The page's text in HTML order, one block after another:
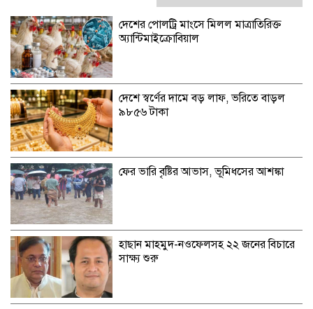
দেশের পোলট্রি মাংসে মিলল মাত্রাতিরিক্ত
অ্যান্টিমাইক্রোবিয়াল
দেশে স্বর্ণের দামে বড় লাফ, ভরিতে বাড়ল
৯৮৫৬ টাকা
ফের ভারি বৃষ্টির আভাস, ভূমিধসের আশঙ্কা
হাছান মাহমুদ-নওফেলসহ ২২ জনের বিচারে
সাক্ষ্য শুরু